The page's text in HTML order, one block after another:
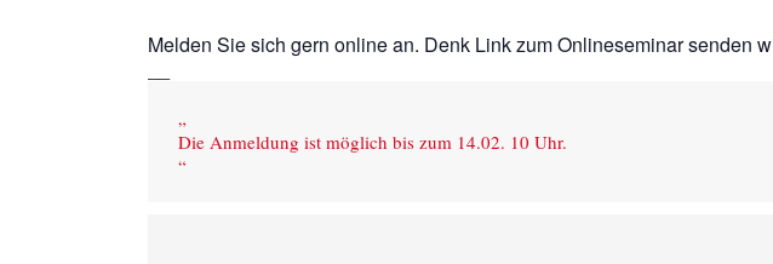
Melden Sie sich gern online an. Denk Link zum Onlineseminar senden
Die Anmeldung ist möglich bis zum 14.02. 10 Uhr.